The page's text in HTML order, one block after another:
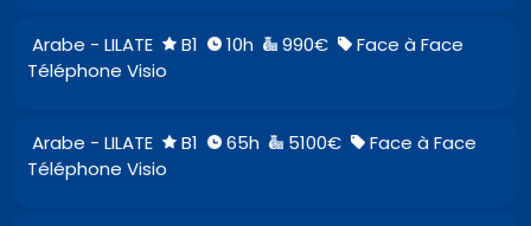
Arabe - LILATE B1 10h 990€
Face à Face
Téléphone Visio
Arabe - LILATE B1 65h 5100€
Face à Face
Téléphone Visio